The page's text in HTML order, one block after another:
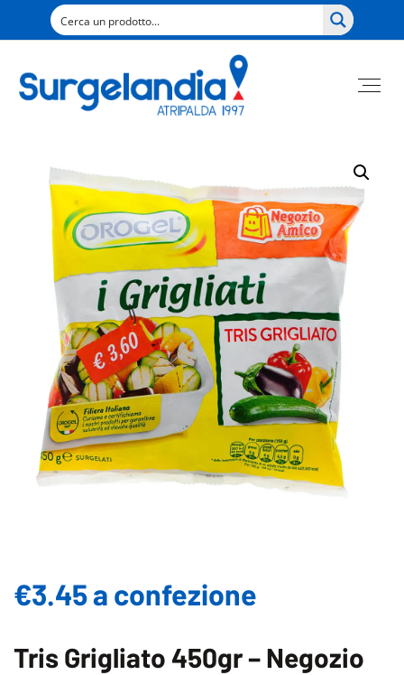
€3.45 a confezione
Tris Grigliato 450gr – Negozio